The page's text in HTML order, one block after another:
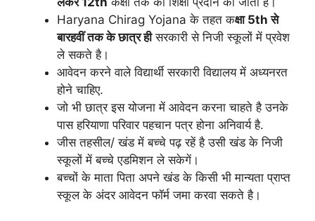
Haryana Chirag Yojana के तहत कक्षा 5th से
बारहवीं तक के छात्र हीसरकारी से निजी स्कूलों में प्रवेश
ले सकते है।
आवेदन करने वाले विद्यार्थी सरकारी विद्यालय में अध्यनरत
होने चाहिए.
जो भी छात्र इस योजना में आवेदन करना चाहते है उनके
पास हरियाणा परिवार पहचान पत्र होना अनिवार्य है.
जीस तहसील/ खंड में बच्चे पढ़ रहें है उसी खंड के निजी
स्कूलों में बच्चे एडमिशन ले सकेगें।
बच्चों के माता पिता अपने खंड के किसी भी मान्यता प्राप्त
स्कूल के अंदर आवेदन फॉर्म जमा करवा सकते है।